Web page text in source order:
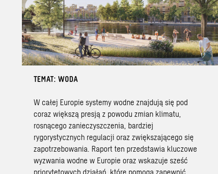
TEMAT: WODA
W całej Europie systemy wodne znajdują się pod
coraz większą presją z powodu zmian klimatu,
rosnącego zanieczyszczenia, bardziej
rygorystycznych regulacji oraz zwiększającego się
zapotrzebowania. Raport ten przedstawia kluczowe
wyzwania wodne w Europie oraz wskazuje sześć
priorytetowych działań, które pomogą zapewnić